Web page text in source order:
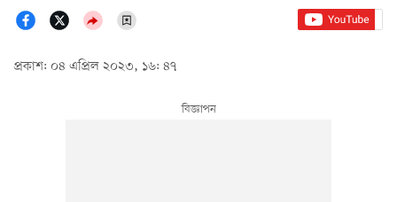
প্রকাশ: ০৪ এপ্রিল ২০২৩, ১৬: ৪৭